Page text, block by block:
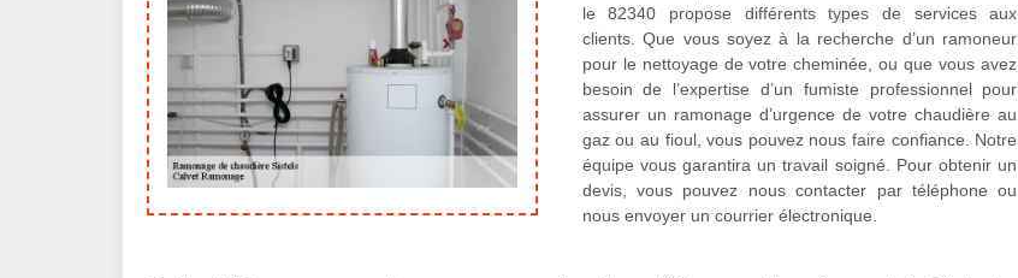
le 82340 propose différents types de services aux
clients. Que vous soyez à la recherche d’un ramoneur
pour le nettoyage de votre cheminée, ou que vous avez
besoin de l’expertise d’un fumiste professionnel pour
assurer un ramonage d’urgence de votre chaudière au
gaz ou au fioul, vous pouvez nous faire confiance. Notre
équipe vous garantira un travail soigné. Pour obtenir un
devis, vous pouvez nous contacter par téléphone ou
nous envoyer un courrier électronique.